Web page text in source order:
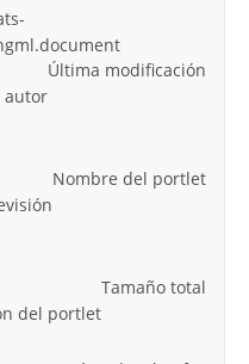
Última modificación
autor
Nombre del portlet
Tamaño total
del portlet